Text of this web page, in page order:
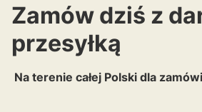
Zamów dziś z
przesyłką
Na terenie całej Polski dla